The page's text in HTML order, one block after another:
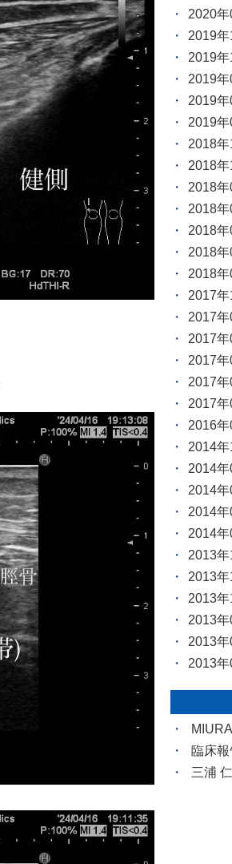
2020年
2019年
2019年
2019年
2019年
2019年
2018年
2018年
2018年
2018年
2018年
2018年
2018年
2017年
2017年
2017年
2017年
2017年
2017年
2016年
2014年
2014年
2014年
2014年
2014年
2013年
2013年
2013年
2013年
2013年
2013年
臨床
三浦 仁